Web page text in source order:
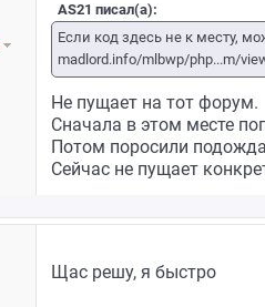
AS21 писал(а):
Если код здесь не к месту,
madlord.info/mlbwp/php...m/
Не пущает на тот форум.
Сначала в этом месте
Потом поросили
Сейчас не пущает
Щас решу, я быстро